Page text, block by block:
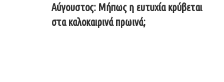
Αύγουστος: Μήπως η ευτυχία κρύβεται
στα καλοκαιρινά πρωινά;